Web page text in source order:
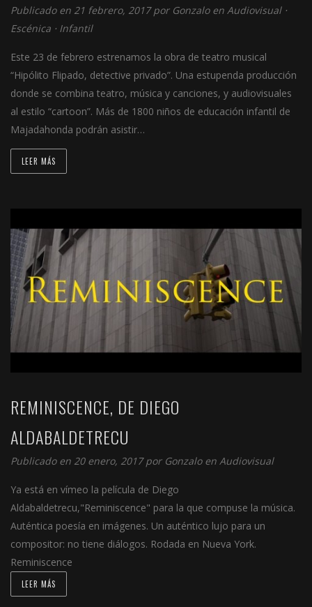
Publicado en 21 febrero, 2017 por Gonzalo en Audiovisual⋅
Escénica ⋅ Infantil
Este 23 de febrero estrenamos la obra de teatro musical
“Hipólito Flipado, detective privado”. Una estupenda producción
donde se combina teatro, música y canciones, y audiovisuales
al estilo “cartoon”. Más de 1800 niños de educación infantil de
Majadahonda podrán asistir…
LEER MÁS
REMINISCENCE, DE DIEGO
ALDABALDETRECU
Publicado en 20 enero, 2017 por Gonzalo en Audiovisual
Ya está en vímeo la película de Diego
Aldabaldetrecu,"Reminiscence" para la que compuse la música.
Auténtica poesía en imágenes. Un auténtico lujo para un
compositor: no tiene diálogos. Rodada en Nueva York.
Reminiscence
LEER MÁS